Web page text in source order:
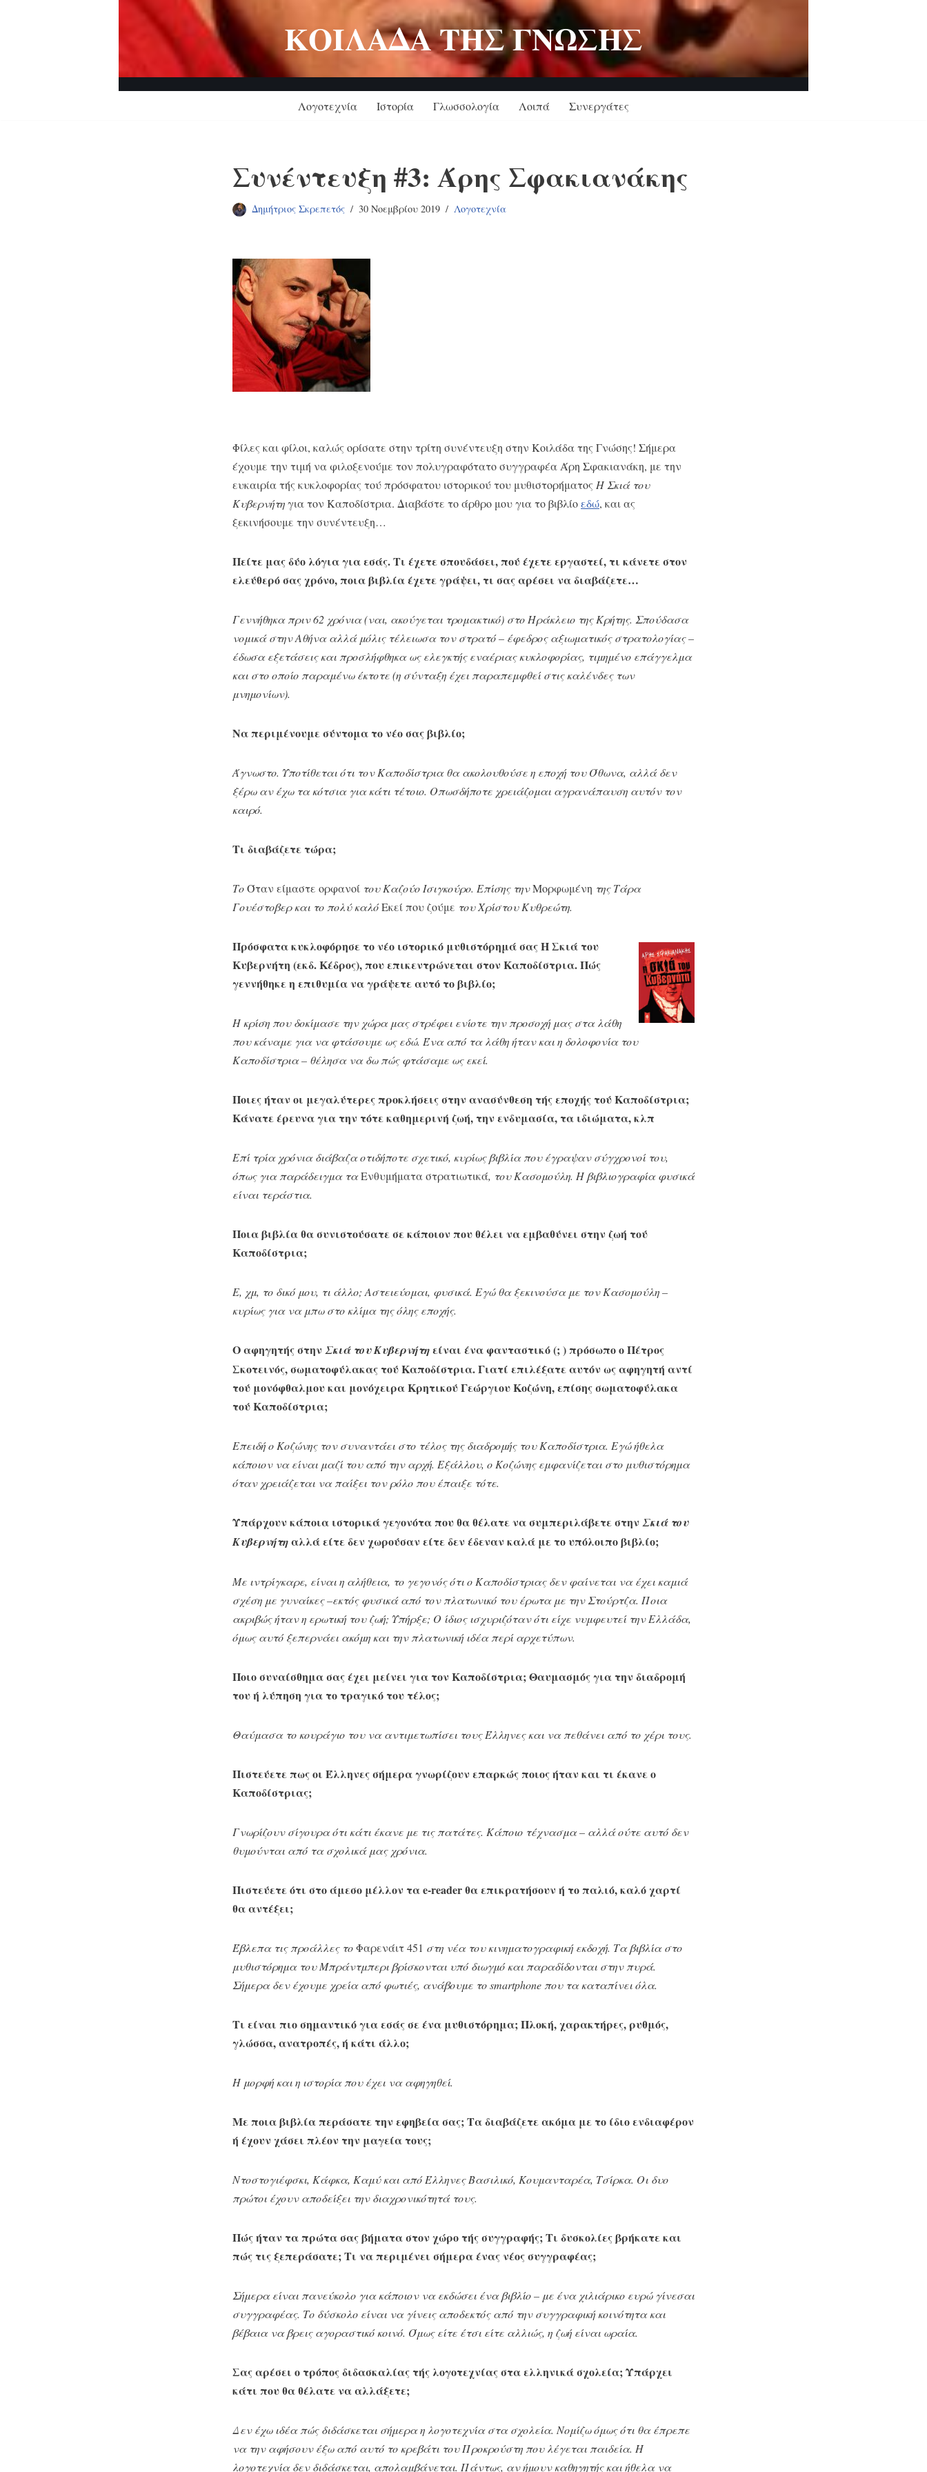
ΚΟΙΛΑΔΑ ΤΗΣ ΓΝΩΣΗΣ
Λογοτεχνία Ιστορία Γλωσσολογία Λοιπά Συνεργάτες
Συνέντευξη #3: Άρης Σφακιανάκης
Δημήτριος Σκρεπετός 30 Νοεμβρίου 2019 Λογοτεχνία
Φίλες και φίλοι, καλώς ορίσατε στην τρίτη συνέντευξη στην Κοιλάδα της Γνώσης! Σήμερα
έχουμε την τιμή να φιλοξενούμε τον πολυγραφότατο συγγραφέα Άρη Σφακιανάκη, με την
ευκαιρία τής κυκλοφορίας τού πρόσφατου ιστορικού του μυθιστορήματος Η Σκιά του
Κυβερνήτηγια τον Καποδίστρια. Διαβάστε το άρθρο μου για το βιβλίοεδώ, και ας
ξεκινήσουμε την συνέντευξη…
Πείτε μας δύο λόγια για εσάς. Τι έχετε σπουδάσει, πού έχετε εργαστεί, τι κάνετε στον
ελεύθερό σας χρόνο, ποια βιβλία έχετε γράψει, τι σας αρέσει να διαβάζετε…
Γεννήθηκα πριν 62 χρόνια (ναι, ακούγεται τρομακτικό) στο Ηράκλειο της Κρήτης. Σπούδασα
νομικά στην Αθήνα αλλά μόλις τέλειωσα τον στρατό – έφεδρος αξιωματικός στρατολογίας–
έδωσα εξετάσεις και προσλήφθηκα ως ελεγκτής εναέριας κυκλοφορίας, τιμημένο επάγγελμα
και στο οποίο παραμένω έκτοτε (η σύνταξη έχει παραπεμφθεί στις καλένδες των
μνημονίων).
Να περιμένουμε σύντομα το νέο σας βιβλίο;
Άγνωστο. Υποτίθεται ότι τον Καποδίστρια θα ακολουθούσε η εποχή του Όθωνα, αλλά δεν
ξέρω αν έχω τα κότσια για κάτι τέτοιο. Οπωσδήποτε χρειάζομαι αγρανάπαυση αυτόν τον
καιρό.
Τι διαβάζετε τώρα;
ΤοΌταν είμαστε ορφανοί του Καζούο Ισιγκούρο. Επίσης τηνΜορφωμένη της Τάρα
Γουέστοβερ και το πολύ καλόΕκεί που ζούμε του Χρίστου Κυθρεώτη.
Πρόσφατα κυκλοφόρησε το νέο ιστορικό μυθιστόρημά σας Η Σκιά του
Κυβερνήτη (εκδ. Κέδρος), που επικεντρώνεται στον Καποδίστρια. Πώς
γεννήθηκε η επιθυμία να γράψετε αυτό το βιβλίο;
Η κρίση που δοκίμασε την χώρα μας στρέφει ενίοτε την προσοχή μας στα λάθη
που κάναμε για να φτάσουμε ως εδώ. Ένα από τα λάθη ήταν και η δολοφονία του
Καποδίστρια – θέλησα να δω πώς φτάσαμε ως εκεί.
Ποιες ήταν οι μεγαλύτερες προκλήσεις στην ανασύνθεση τής εποχής τού Καποδίστρια;
Κάνατε έρευνα για την τότε καθημερινή ζωή, την ενδυμασία, τα ιδιώματα, κλπ
Επί τρία χρόνια διάβαζα οτιδήποτε σχετικό, κυρίως βιβλία που έγραψαν σύγχρονοί του,
όπως για παράδειγμα ταΕνθυμήματα στρατιωτικά, του Κασομούλη. Η βιβλιογραφία φυσικά
είναι τεράστια.
Ποια βιβλία θα συνιστούσατε σε κάποιον που θέλει να εμβαθύνει στην ζωή τού
Καποδίστρια;
Ε, χμ, το δικό μου, τι άλλο; Αστειεύομαι, φυσικά. Εγώ θα ξεκινούσα με τον Κασομούλη –
κυρίως για να μπω στο κλίμα της όλης εποχής.
Ο αφηγητής στην Σκιά του Κυβερνήτηείναι ένα φανταστικό (; ) πρόσωπο ο Πέτρος
Σκοτεινός, σωματοφύλακας τού Καποδίστρια. Γιατί επιλέξατε αυτόν ως αφηγητή αντί
τού μονόφθαλμου και μονόχειρα Κρητικού Γεώργιου Κοζώνη, επίσης σωματοφύλακα
τού Καποδίστρια;
Επειδή ο Κοζώνης τον συναντάει στο τέλος της διαδρομής του Καποδίστρια. Εγώ ήθελα
κάποιον να είναι μαζί του από την αρχή. Εξάλλου, ο Κοζώνης εμφανίζεται στο μυθιστόρημα
όταν χρειάζεται να παίξει τον ρόλο που έπαιξε τότε.
Υπάρχουν κάποια ιστορικά γεγονότα που θα θέλατε να συμπεριλάβετε στην Σκιά του
Κυβερνήτηαλλά είτε δεν χωρούσαν είτε δεν έδεναν καλά με το υπόλοιπο βιβλίο;
Με ιντρίγκαρε, είναι η αλήθεια, το γεγονός ότι ο Καποδίστριας δεν φαίνεται να έχει καμιά
σχέση με γυναίκες –εκτός φυσικά από τον πλατωνικό του έρωτα με την Στούρτζα. Ποια
ακριβώς ήταν η ερωτική του ζωή; Υπήρξε; Ο ίδιος ισχυριζόταν ότι είχε νυμφευτεί την Ελλάδα,
όμως αυτό ξεπερνάει ακόμη και την πλατωνική ιδέα περί αρχετύπων.
Ποιο συναίσθημα σας έχει μείνει για τον Καποδίστρια; Θαυμασμός για την διαδρομή
του ή λύπηση για το τραγικό του τέλος;
Θαύμασα το κουράγιο του να αντιμετωπίσει τους Έλληνες και να πεθάνει από το χέρι τους.
Πιστεύετε πως οι Έλληνες σήμερα γνωρίζουν επαρκώς ποιος ήταν και τι έκανε ο
Καποδίστριας;
Γνωρίζουν σίγουρα ότι κάτι έκανε με τις πατάτες. Κάποιο τέχνασμα – αλλά ούτε αυτό δεν
θυμούνται από τα σχολικά μας χρόνια.
Πιστεύετε ότι στο άμεσο μέλλον τα e-reader θα επικρατήσουν ή το παλιό, καλό χαρτί
θα αντέξει;
Έβλεπα τις προάλλες τοΦαρενάιτ 451 στη νέα του κινηματογραφική εκδοχή. Τα βιβλία στο
μυθιστόρημα του Μπράντμπερι βρίσκονται υπό διωγμό και παραδίδονται στην πυρά.
Σήμερα δεν έχουμε χρεία από φωτιές, ανάβουμε το smartphone που τα καταπίνει όλα.
Τι είναι πιο σημαντικό για εσάς σε ένα μυθιστόρημα; Πλοκή, χαρακτήρες, ρυθμός,
γλώσσα, ανατροπές, ή κάτι άλλο;
Η μορφή και η ιστορία που έχει να αφηγηθεί.
Με ποια βιβλία περάσατε την εφηβεία σας; Τα διαβάζετε ακόμα με το ίδιο ενδιαφέρον
ή έχουν χάσει πλέον την μαγεία τους;
Ντοστογιέφσκι, Κάφκα, Καμύ και από Έλληνες Βασιλικό, Κουμανταρέα, Τσίρκα. Οι δυο
πρώτοι έχουν αποδείξει την διαχρονικότητά τους.
Πώς ήταν τα πρώτα σας βήματα στον χώρο τής συγγραφής; Τι δυσκολίες βρήκατε και
πώς τις ξεπεράσατε; Τι να περιμένει σήμερα ένας νέος συγγραφέας;
Σήμερα είναι πανεύκολο για κάποιον να εκδώσει ένα βιβλίο – με ένα χιλιάρικο ευρώ γίνεσαι
συγγραφέας. Το δύσκολο είναι να γίνεις αποδεκτός από την συγγραφική κοινότητα και
βέβαια να βρεις αγοραστικό κοινό. Όμως είτε έτσι είτε αλλιώς, η ζωή είναι ωραία.
Σας αρέσει ο τρόπος διδασκαλίας τής λογοτεχνίας στα ελληνικά σχολεία; Υπάρχει
κάτι που θα θέλατε να αλλάξετε;
Δεν έχω ιδέα πώς διδάσκεται σήμερα η λογοτεχνία στα σχολεία. Νομίζω όμως ότι θα έπρεπε
να την αφήσουν έξω από αυτό το κρεβάτι του Προκρούστη που λέγεται παιδεία. Η
λογοτεχνία δεν διδάσκεται, απολαμβάνεται. Πάντως, αν ήμουν καθηγητής και ήθελα να